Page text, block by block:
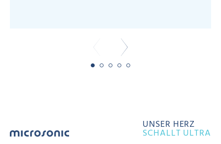
UNSER HERZ
SCHALLT ULTRA